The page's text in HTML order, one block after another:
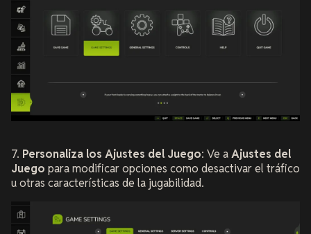
7. Personaliza los Ajustes del Juego: Ve aAjustes del
Juego para modificar opciones como desactivar el tráfico
u otras características de la jugabilidad.